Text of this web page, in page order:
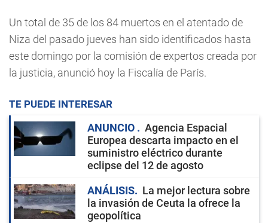
Un total de 35 de los 84 muertos en el atentado de
Niza del pasado jueves han sido identificados hasta
este domingo por la comisión de expertos creada por
la justicia, anunció hoy la Fiscalía de París.
TE PUEDE INTERESAR
ANUNCIO
Agencia Espacial
Europea descarta impacto en el
suministro eléctrico durante
eclipse del 12 de agosto
ANÁLISIS
La mejor lectura sobre
la invasión de Ceuta la ofrece la
geopolítica